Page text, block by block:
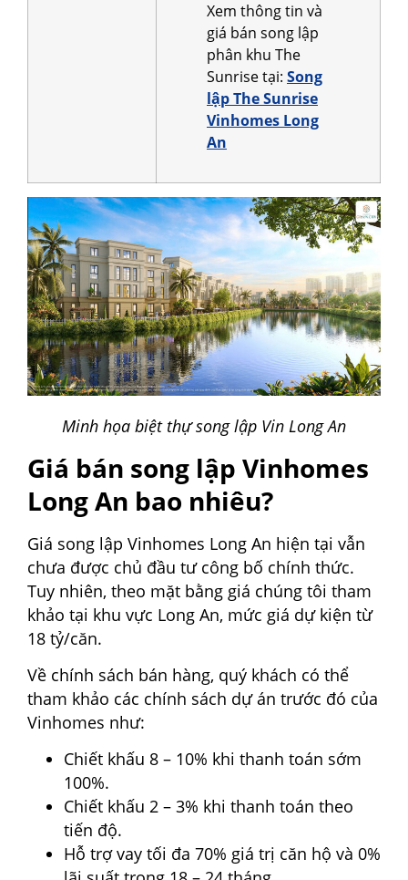
Xem thông tin và
giá bán song lập
phân khu The
Sunrise tại: Song
lập The Sunrise
Vinhomes Long
An
Minh họa biệt thự song lập Vin Long An
Giá bán song lập Vinhomes
Long An bao nhiêu?
Giá song lập Vinhomes Long An hiện tại vẫn
chưa được chủ đầu tư công bố chính thức.
Tuy nhiên, theo mặt bằng giá chúng tôi tham
khảo tại khu vực Long An, mức giá dự kiện từ
18 tỷ/căn.
Về chính sách bán hàng, quý khách có thể
tham khảo các chính sách dự án trước đó của
Vinhomes như:
Chiết khấu 8 – 10% khi thanh toán sớm
100%.
Chiết khấu 2 – 3% khi thanh toán theo
tiến độ.
Hỗ trợ vay tối đa 70% giá trị căn hộ và 0%